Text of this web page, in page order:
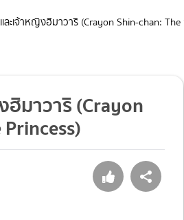
ะเจ้าหญิงฮิมาวาริ (Crayon Shin-chan:
มาวาริ (Crayon